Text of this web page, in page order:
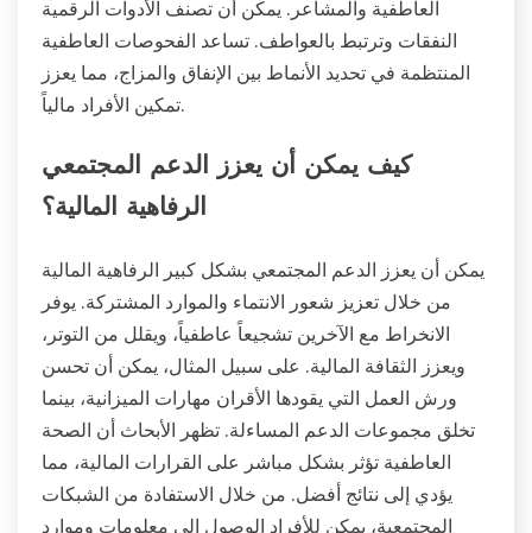
ما هي الطرق الفعالة لتتبع الاستجابات
العاطفية للإنفاق؟
الكتابة اليومية، وأدوات التتبع الرقمية، والفحوصات
العاطفية. يسمح الكتابة اليومية بالتأمل في المحفزات
العاطفية والمشاعر. يمكن أن تصنف الأدوات الرقمية
النفقات وترتبط بالعواطف. تساعد الفحوصات العاطفية
المنتظمة في تحديد الأنماط بين الإنفاق والمزاج، مما يعزز
تمكين الأفراد مالياً.
كيف يمكن أن يعزز الدعم المجتمعي
الرفاهية المالية؟
يمكن أن يعزز الدعم المجتمعي بشكل كبير الرفاهية المالية
من خلال تعزيز شعور الانتماء والموارد المشتركة. يوفر